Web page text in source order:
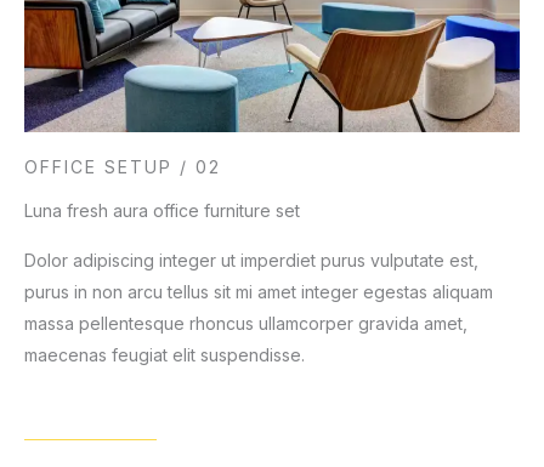
OFFICE SETUP / 02
Luna fresh aura office furniture set
Dolor adipiscing integer ut imperdiet purus vulputate est,
purus in non arcu tellus sit mi amet integer egestas aliquam
massa pellentesque rhoncus ullamcorper gravida amet,
maecenas feugiat elit suspendisse.